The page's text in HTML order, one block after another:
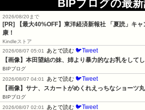
BIPブログの最
2026/08/20まで
[PR]
【最大40%OFF】東洋経済新報社 「夏読」キ
康！
Kindleストア
2026/08/07 05:01
あとで読む 🐦Tweet
【画像】本田望結の妹、姉より暴力的なお乳をして
BIPブログ
2026/08/07 04:01
あとで読む 🐦Tweet
【画像】サナ、スカートがめくれえっちなショーツ
BIPブログ
2026/08/07 02:01
あとで読む 🐦Tweet